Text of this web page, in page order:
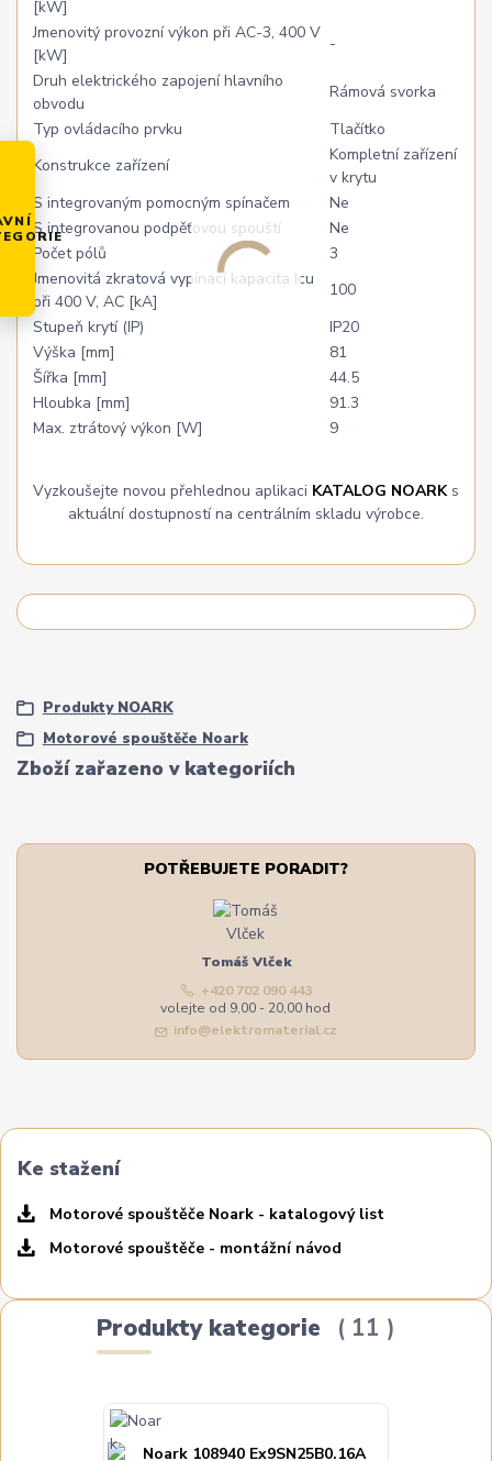
[kW]
Jmenovitý provozní výkon při AC-3, 400 V
[kW]
-
Druh elektrického zapojení hlavního
obvodu
Rámová svorka
Typ ovládacího prvku
Tlačítko
Konstrukce zařízení
Kompletní zařízení
v krytu
S integrovaným pomocným spínačem
Ne
S integrovanou podpěťovou spouští
Ne
Počet pólů
3
Jmenovitá zkratová vypínací kapacita Icu
při 400 V, AC [kA]
100
Stupeň krytí (IP)
IP20
Výška [mm]
81
Šířka [mm]
44.5
Hloubka [mm]
91.3
Max. ztrátový výkon [W]
9
Vyzkoušejte novou přehlednou aplikaci KATALOG NOARKs
aktuální dostupností na centrálním skladu výrobce.
Zboží zařazeno v kategoriích
Produkty NOARK
Motorové spouštěče Noark
POTŘEBUJETE PORADIT?
Tomáš Vlček
+420 702 090 443
volejte od 9,00 - 20,00 hod
info@elektromaterial.cz
Ke stažení
Motorové spouštěče Noark - katalogový list
Motorové spouštěče - montážní návod
Produkty kategorie 11